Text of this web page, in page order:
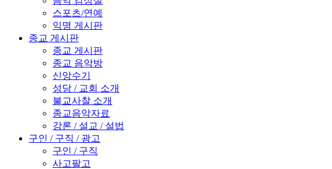
스포츠/연예
익명 게시판
종교 게시판
종교 게시판
종교 음악방
신앙수기
성당 / 교회 소개
불교사찰 소개
종교음악자료
강론 / 설교 / 설법
구인 / 구직 / 광고
구인 / 구직
사고팔고